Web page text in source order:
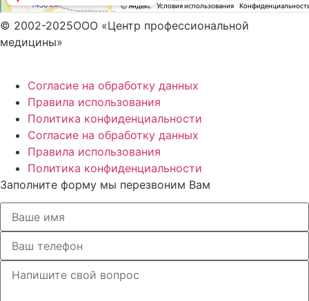
© 2002-2025ООО «Центр профессиональной
медицины»
Согласие на обработку данных
Правила использования
Политика конфиденциальности
Согласие на обработку данных
Правила использования
Политика конфиденциальности
Заполните форму мы перезвоним Вам